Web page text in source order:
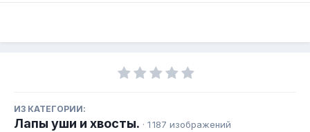
ИЗ КАТЕГОРИИ:
Лапы уши и хвосты. · 1 187 изображений